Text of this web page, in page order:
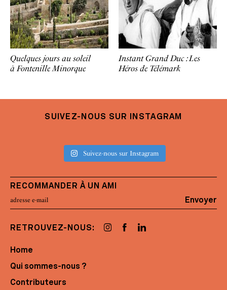
Quelques jours au soleil
à Fontenille Minorque
Instant Grand Duc : Les
Héros de Télémark
SUIVEZ-NOUS SUR INSTAGRAM
Suivez-nous sur Instagram
RECOMMANDER À UN AMI
Envoyer
RETROUVEZ-NOUS:
Home
Qui sommes-nous ?
Contributeurs